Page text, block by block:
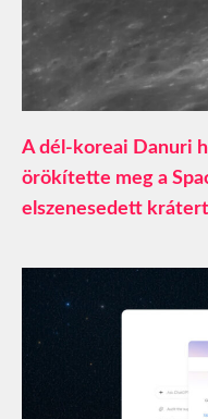
A dél-koreai Danuri
örökítette meg a
elszenesedett